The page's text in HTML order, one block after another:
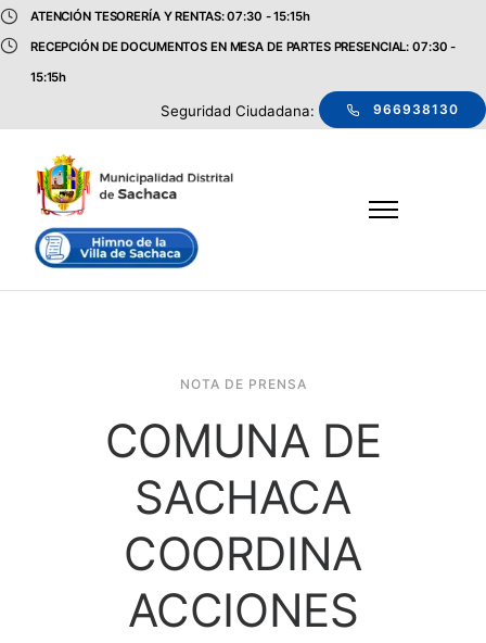
ATENCIÓN TESORERÍA Y RENTAS: 07:30 - 15:15h
RECEPCIÓN DE DOCUMENTOS EN MESA DE PARTES PRESENCIAL: 07:30 -
15:15h
Seguridad Ciudadana: 966938130
NOTA DE PRENSA
COMUNA DE
SACHACA
COORDINA
ACCIONES